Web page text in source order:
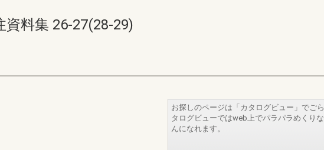
料集 26-27(28-29)
お探しのページは「カタログビュー」でご
タログビューではweb上でパラパラめくり
んになれます。